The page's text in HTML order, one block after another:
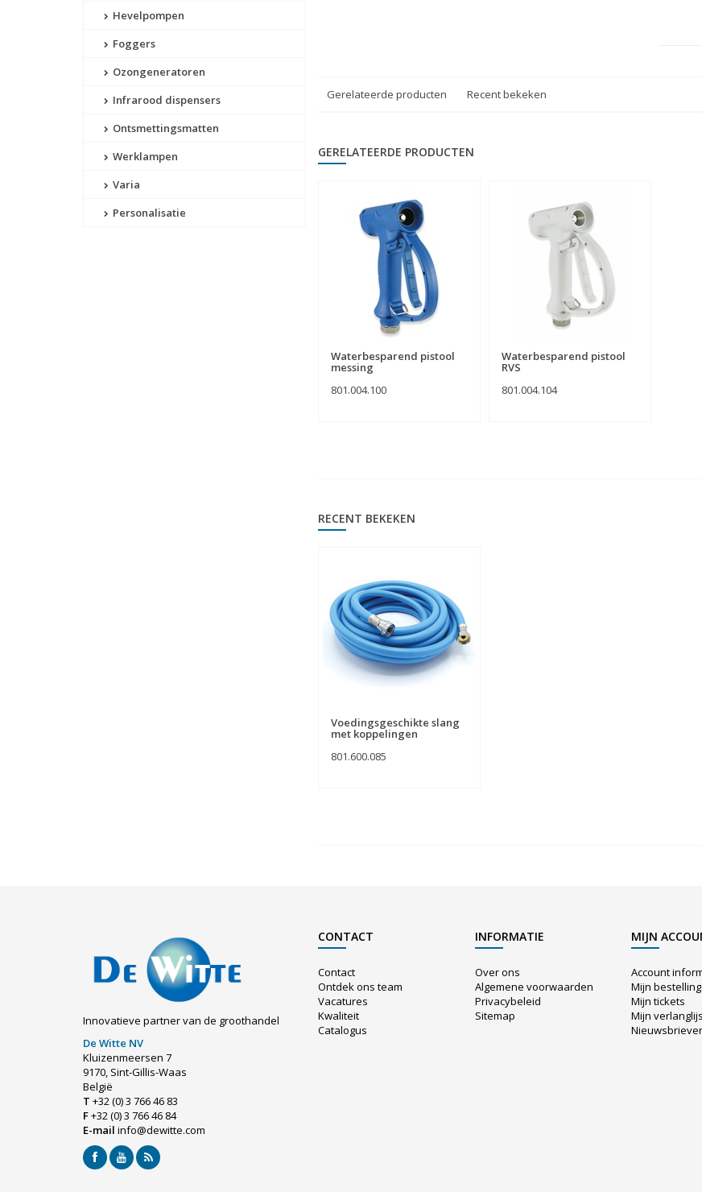
Hevelpompen
Foggers
Ozongeneratoren
Infrarood dispensers
Ontsmettingsmatten
Werklampen
Varia
Personalisatie
Gerelateerde producten Recent bekeken
GERELATEERDE PRODUCTEN
Waterbesparend pistool
messing
801.004.100
Waterbesparend pistool
RVS
801.004.104
RECENT BEKEKEN
Voedingsgeschikte slang
met koppelingen
801.600.085
Innovatieve partner van de groothandel
De Witte NV
Kluizenmeersen 7
9170, Sint-Gillis-Waas
België
T +32 (0) 3 766 46 83
F+32 (0) 3 766 46 84
E-mail info@dewitte.com
CONTACT
Contact
Ontdek ons team
Vacatures
Kwaliteit
Catalogus
INFORMATIE
Over ons
Algemene voorwaarden
Privacybeleid
Sitemap
MIJN
Account
Mijn
Mijn tickets
Mijn